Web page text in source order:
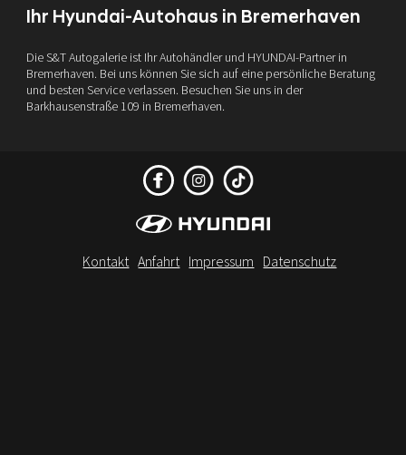
Ihr Hyundai-Autohaus in Bremerhaven
Die S&T Autogalerie ist Ihr Autohändler und HYUNDAI-Partner in
Bremerhaven. Bei uns können Sie sich auf eine persönliche Beratung
und besten Service verlassen. Besuchen Sie uns in der
Barkhausenstraße 109 in Bremerhaven.
Kontakt Anfahrt Impressum Datenschutz